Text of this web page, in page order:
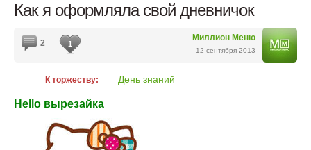
Как я оформляла свой дневничок
Миллион Меню
12 сентября 2013
2 1
К торжеству: День знаний
Hello вырезайка